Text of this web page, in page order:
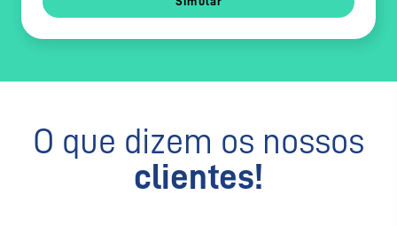
O que dizem os nossos
clientes!